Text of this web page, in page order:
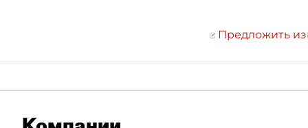
Предложить